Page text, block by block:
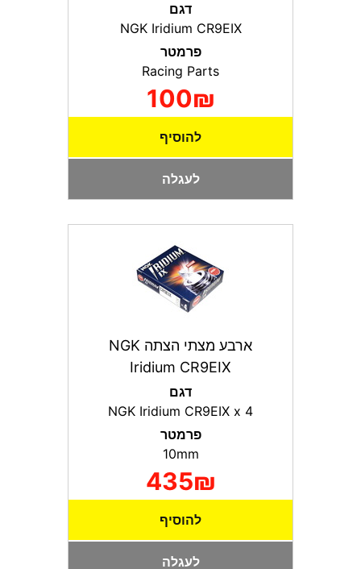
דגם
NGK Iridium CR9EIX
פרמטר
100₪
להוסיף
לעגלה
ארבע מצתי הצתה NGK
Iridium CR9EIX
דגם
NGK Iridium CR9EIX x 4
פרמטר
435₪
להוסיף
לעגלה